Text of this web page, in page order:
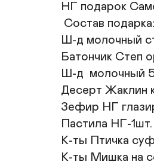
НГ подарок
Ш-д молочный
Батончик Степ
Ш-д  молочный
Десерт Жаклин
Зефир НГ
Пастила НГ-1шт.
К-ты Птичка
К-ты Мишка на